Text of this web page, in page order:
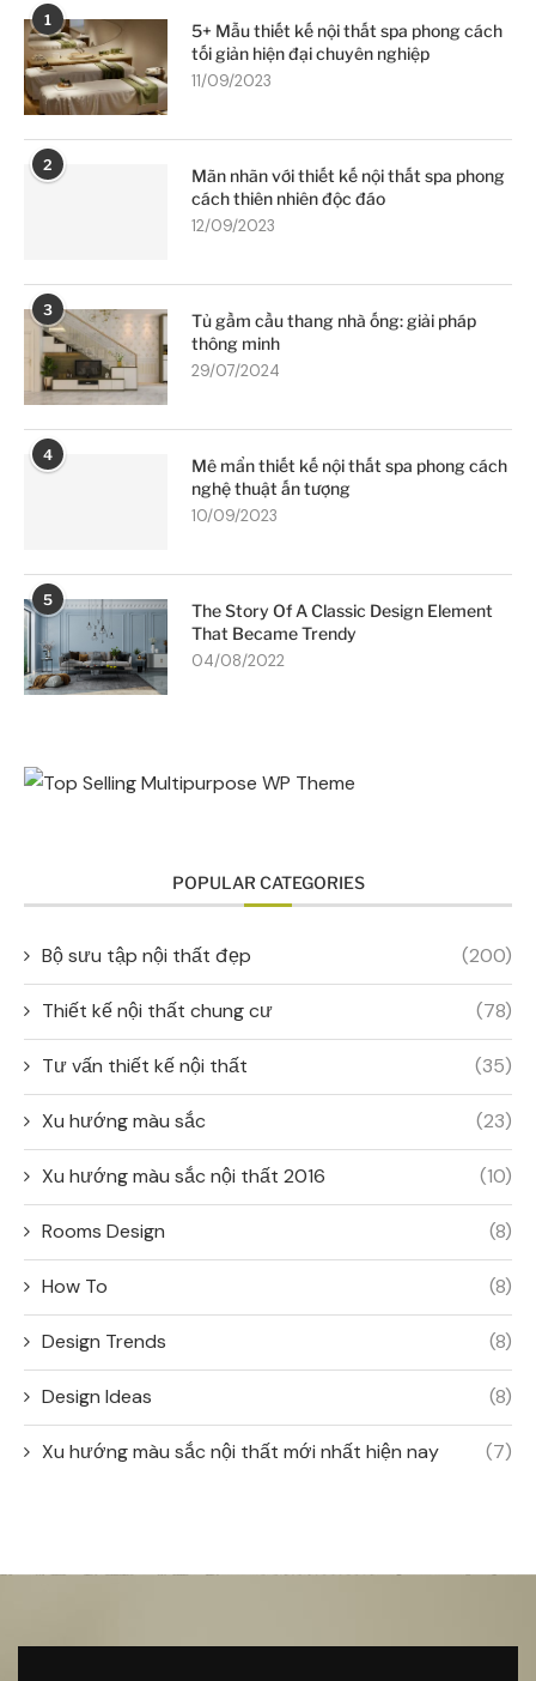
1
5+ Mẫu thiết kế nội thất spa phong cách
tối giản hiện đại chuyên nghiệp
11/09/2023
2
Mãn nhãn với thiết kế nội thất spa phong
cách thiên nhiên độc đáo
12/09/2023
3
Tủ gầm cầu thang nhà ống: giải pháp
thông minh
29/07/2024
4
Mê mẩn thiết kế nội thất spa phong cách
nghệ thuật ấn tượng
10/09/2023
5
The Story Of A Classic Design Element
That Became Trendy
04/08/2022
POPULAR CATEGORIES
Bộ sưu tập nội thất đẹp (200)
Thiết kế nội thất chung cư (78)
Tư vấn thiết kế nội thất (35)
Xu hướng màu sắc (23)
Xu hướng màu sắc nội thất 2016 (10)
Rooms Design (8)
How To (8)
Design Trends (8)
Design Ideas (8)
Xu hướng màu sắc nội thất mới nhất hiện nay (7)